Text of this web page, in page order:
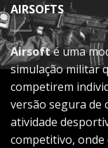
AIRSOFTS
Airsofté uma
simulação militar
competirem
versão segura de
atividade
competitivo, onde